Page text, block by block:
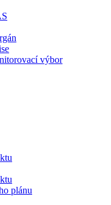
výbor
plánu